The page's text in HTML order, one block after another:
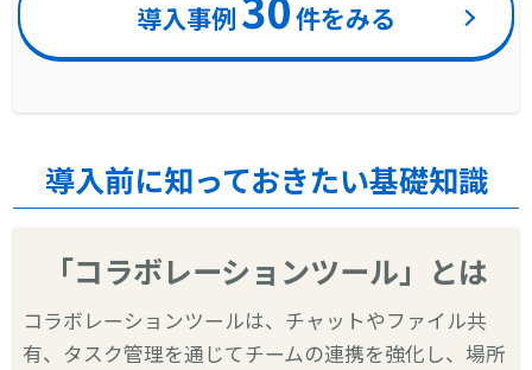
導入事例 件をみる
導入前に知っておきたい基礎知識
「コラボレーションツール」とは
コラボレーションツールは、チャットやファイル共
有、タスク管理を通じてチームの連携を強化し、場所